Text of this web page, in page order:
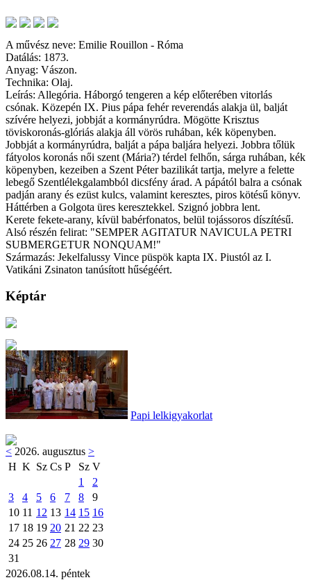
A művész neve: Emilie Rouillon - Róma
Datálás: 1873.
Anyag: Vászon.
Technika: Olaj.
Leírás: Allegória. Háborgó tengeren a kép előterében vitorlás
csónak. Közepén IX. Pius pápa fehér reverendás alakja ül, balját
szívére helyezi, jobbját a kormányrúdra. Mögötte Krisztus
töviskoronás-glóriás alakja áll vörös ruhában, kék köpenyben.
Jobbját a kormányrúdra, balját a pápa baljára helyezi. Jobbra tőlük
fátyolos koronás női szent (Mária?) térdel felhőn, sárga ruhában, kék
köpenyben, kezeiben a Szent Péter bazilikát tartja, melyre a felette
lebegő Szentlélekgalambból dicsfény árad. A pápától balra a csónak
padján arany és ezüst kulcs, valamint keresztes, piros kötésű könyv.
Háttérben a Golgota üres keresztekkel. Szignó jobbra lent.
Kerete fekete-arany, kívül babérfonatos, belül tojássoros díszítésű.
Alsó részén felirat: "SEMPER AGITATUR NAVICULA PETRI
SUBMERGETUR NONQUAM!"
Származás: Jekelfalussy Vince püspök kapta IX. Piustól az I.
Vatikáni Zsinaton tanúsított hűségéért.
Képtár
Papi lelkigyakorlat
< 2026. augusztus >
H K Sz Cs P Sz V
1
2
3
4 5 6 7 8
9
10 11 12 13 14 15 16
17 18 19 20 21 22 23
24 25 26 27 28 29 30
31
2026.08.14. péntek